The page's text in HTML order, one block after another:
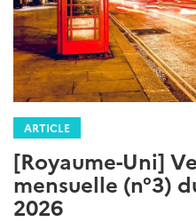
ARTICLE
[Royaume-Uni]
mensuelle (n°3)
2026